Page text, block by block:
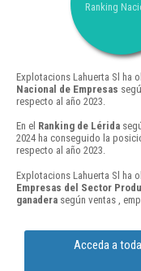
Ranking
Explotacions Lahuerta Sl ha
Nacional de Empresas
respecto al año 2023.
En el Ranking de Lérida
2024 ha conseguido la
respecto al año 2023.
Explotacions Lahuerta Sl ha
Empresas del Sector
ganadera según ventas ,
Acceda a